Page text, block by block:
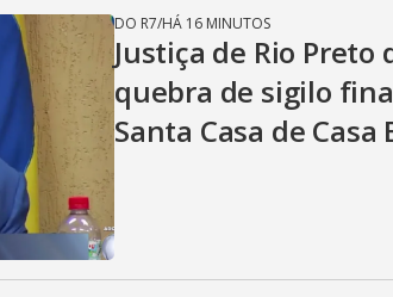
DO R7/HÁ 16 MINUTOS
Justiça de Rio
quebra de sigilo
Santa Casa de Casa